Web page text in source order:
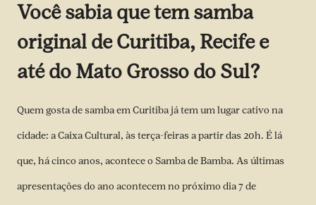
Você sabia que tem samba
original de Curitiba, Recife e
até do Mato Grosso do Sul?
Quem gosta de samba em Curitiba já tem um lugar cativo na
cidade: a Caixa Cultural, às terça-feiras a partir das 20h. É lá
que, há cinco anos, acontece o Samba de Bamba. As últimas
apresentações do ano acontecem no próximo dia 7 de